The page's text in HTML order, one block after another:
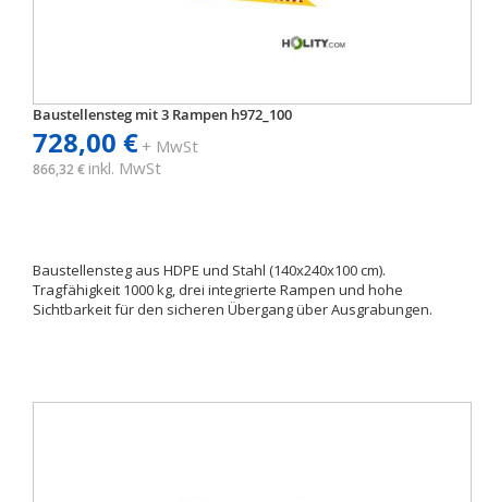
Baustellensteg mit 3 Rampen h972_100
728,00 €+ MwSt
866,32 € inkl. MwSt
Baustellensteg aus HDPE und Stahl (140x240x100 cm).
Tragfähigkeit 1000 kg, drei integrierte Rampen und hohe
Sichtbarkeit für den sicheren Übergang über Ausgrabungen.